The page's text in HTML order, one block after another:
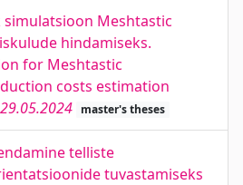
simulatsioon Meshtastic
hindamiseks.
for Meshtastic
costs estimation
29.05.2024 master's theses
telliste
tuvastamiseks